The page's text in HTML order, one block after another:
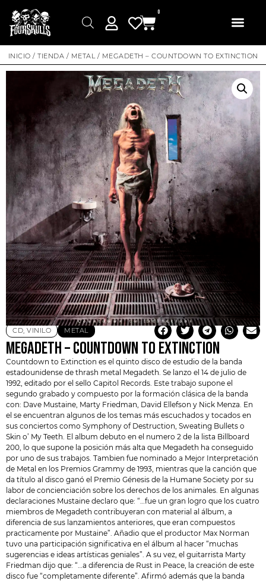
0
INICIO / TIENDA / METAL / MEGADETH – COUNTDOWN TO EXTINCTION
CD, VINILO METAL
MEGADETH – COUNTDOWN TO EXTINCTION
Countdown to Extinction es el quinto disco de estudio de la banda
estadounidense de thrash metal Megadeth . Se lanzo el 14 de julio de
1992, editado por el sello Capitol Records. Este trabajo supone el
segundo grabado y compuesto por la formación clásica de la banda
con: Dave Mustaine, Marty Friedman , David Ellefson y Nick Menza. En
el se encuentran algunos de los temas más escuchados y tocados en
sus conciertos como Symphony of Destruction, Sweating Bullets o
Skin o’ My Teeth. El album debuto en el numero 2 de la lista Billboard
200, lo que supone la posición más alta que Megadeth ha conseguido
por uno de sus trabajos. Tambien fue nominado a Mejor Interpretación
de Metal en los Premios Grammy de 1993, mientras que la canción que
da título al disco ganó el Premio Génesis de la Humane Society por su
labor de concienciación sobre los derechos de los animales. En algunas
declaraciones Mustaine declaro que: “…fue un gran logro que los cuatro
miembros de Megadeth contribuyeran con material al álbum, a
diferencia de sus lanzamientos anteriores, que eran compuestos
practicamente por Mustaine”. Añadio que el productor Max Norman
tuvo una participación significativa en el álbum al hacer “muchas
sugerencias e ideas artísticas geniales”. A su vez, el guitarrista Marty
Friedman dijo que: “…a diferencia de Rust in Peace, la creación de este
disco fue “completamente diferente”. Afirmó además que la banda